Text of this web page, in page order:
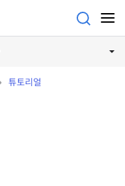
튜토리얼